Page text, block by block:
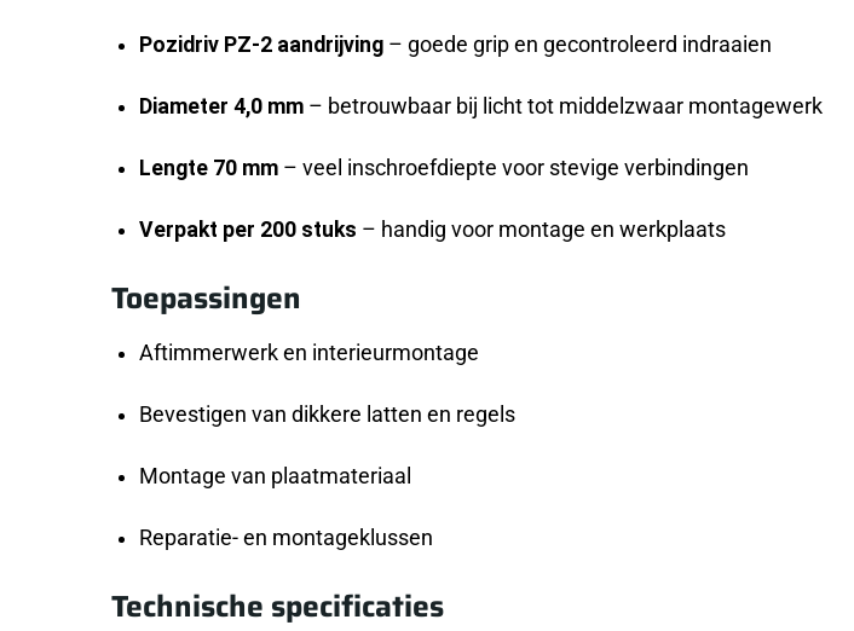
Pozidriv PZ-2 aandrijving– goede grip en gecontroleerd indraaien
Diameter 4,0 mm– betrouwbaar bij licht tot middelzwaar montagewerk
Lengte 70 mm– veel inschroefdiepte voor stevige verbindingen
Verpakt per 200 stuks – handig voor montage en werkplaats
Toepassingen
Aftimmerwerk en interieurmontage
Bevestigen van dikkere latten en regels
Montage van plaatmateriaal
Reparatie- en montageklussen
Technische specificaties